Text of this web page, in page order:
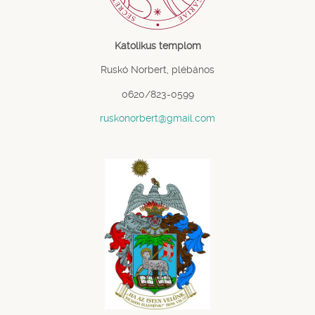
Katolikus templom
Ruskó Norbert, plébános
0620/823-0599
ruskonorbert@gmail.com